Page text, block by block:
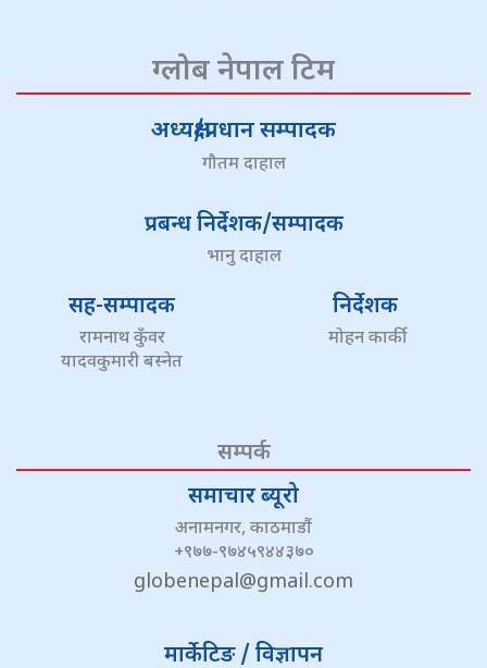
ग्लोब नेपाल टिम
अध्यक्ष/प्रधान सम्पादक
गौतम दाहाल
प्रबन्ध निर्देशक/सम्पादक
भानु दाहाल
सह-सम्पादक
रामनाथ कुँवर
यादवकुमारी बस्नेत
निर्देशक
मोहन कार्की
सम्पर्क
समाचार ब्यूरो
अनामनगर, काठमाडौं
+९७७-९७४५९४४३७०
globenepal@gmail.com
मार्केटिङ / विज्ञापन